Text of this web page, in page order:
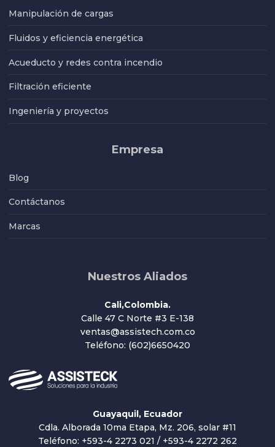
Manipulación de cargas
Fluidos y eficiencia energética
Acueducto y redes contra incendio
Filtración eficiente
Ingeniería y proyectos
Empresa
Blog
Contáctanos
Marcas
Nuestros Aliados
Cali,Colombia.
Calle 47 C Norte #3 E-138
ventas@assistech.com.co
Teléfono: (602)6650420
Guayaquil, Ecuador
Cdla. Alborada 10ma Etapa, Mz. 206, solar #11
Teléfono: +593-4 2273 021 / +593-4 2272 262